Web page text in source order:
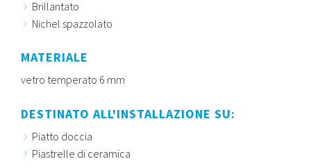
Brillantato
Nichel spazzolato
MATERIALE
vetro temperato 6 mm
DESTINATO ALL'INSTALLAZIONE SU:
Piatto doccia
Piastrelle di ceramica